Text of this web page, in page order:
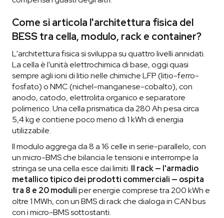
Come si articola l'architettura fisica del
BESS tra cella, modulo, rack e container?
L'architettura fisica si sviluppa su quattro livelli annidati.
La cella è l'unità elettrochimica di base, oggi quasi
sempre agli ioni di litio nelle chimiche LFP (litio-ferro-
fosfato) o NMC (nichel-manganese-cobalto), con
anodo, catodo, elettrolita organico e separatore
polimerico. Una cella prismatica da 280 Ah pesa circa
5,4 kg e contiene poco meno di 1 kWh di energia
utilizzabile.
Il modulo aggrega da 8 a 16 celle in serie-parallelo, con
un micro-BMS che bilancia le tensioni e interrompe la
stringa se una cella esce dai limiti. Il rack — l'armadio
metallico tipico dei prodotti commerciali — ospita
tra 8 e 20 moduliper energie comprese tra 200 kWh e
oltre 1 MWh, con un BMS di rack che dialoga in CAN bus
con i micro-BMS sottostanti.